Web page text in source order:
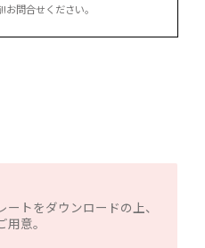
お問合せください。
トをダウンロードの上、
意。